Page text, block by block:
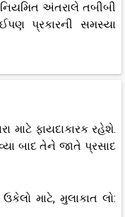
અંતરાલે તબીબી
પ્રકારની સમસ્યા
માટે ફાયદાકારક રહેશે.
બાદ તેને જાતે પ્રસાદ
માટે, મુલાકાત લો: